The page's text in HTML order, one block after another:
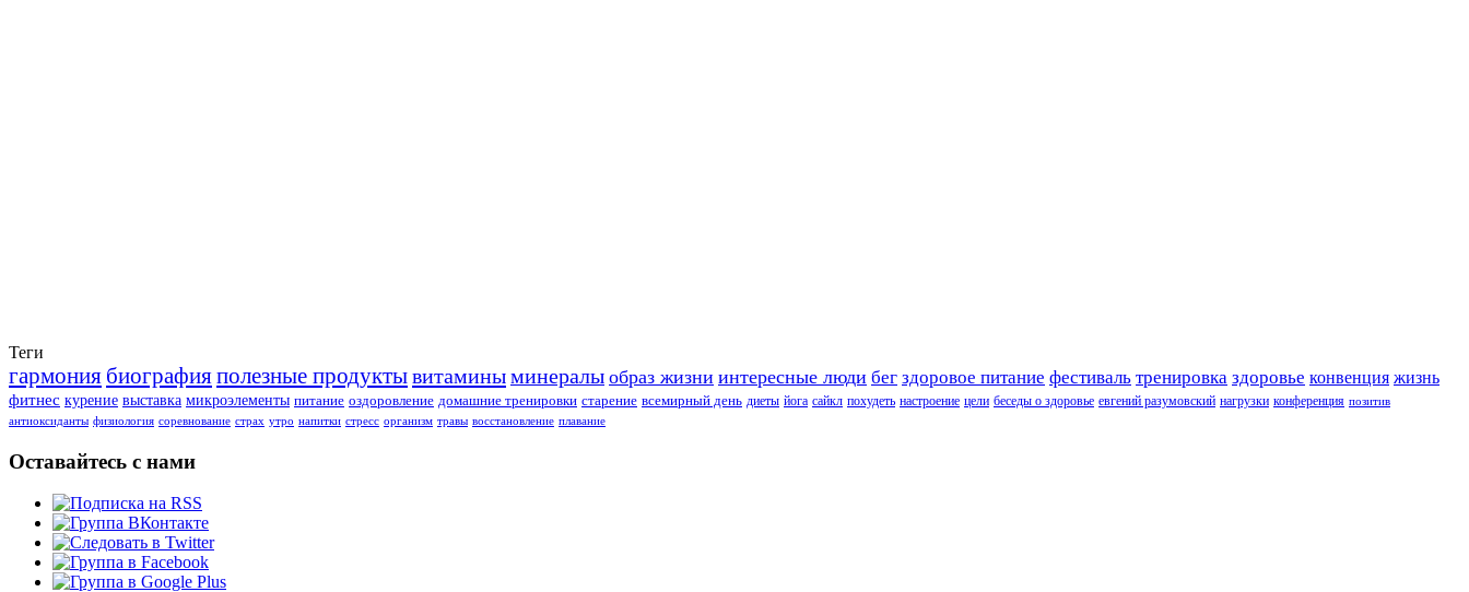
Теги
гармония биографияполезные продуктывитаминыминералы образ жизни интересные люди бег здоровое питание фестиваль тренировка здоровье конвенция жизнь
фитнес курение выставка микроэлементы питание оздоровление домашние тренировки старение всемирный день диеты йога сайкл похудеть настроение цели беседы о здоровье евгений разумовский нагрузки конференция позитив
антиоксиданты физиология соревнование страх утро напитки стресс организм травы восстановление плавание
Оставайтесь с нами